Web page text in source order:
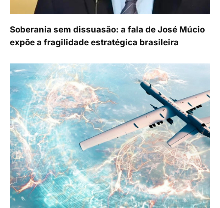
Soberania sem dissuasão: a fala de José Múcio
expõe a fragilidade estratégica brasileira